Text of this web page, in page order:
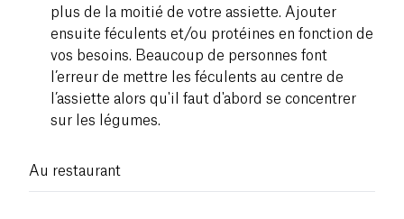
plus de la moitié de votre assiette. Ajouter
ensuite féculents et/ou protéines en fonction de
vos besoins. Beaucoup de personnes font
l’erreur de mettre les féculents au centre de
l’assiette alors qu'il faut d'abord se concentrer
sur les légumes.
Au restaurant